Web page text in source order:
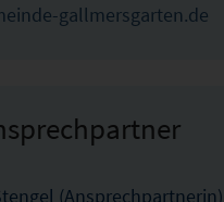
gallmersgarten.de
(Ansprechpartnerin)